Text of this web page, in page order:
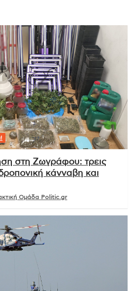
στη Ζωγράφου: τρεις
κάνναβη και
Ομάδα Politic.gr